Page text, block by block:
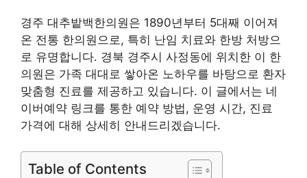
경주 대추밭백한의원은 1890년부터 5대째 이어져
온 전통 한의원으로, 특히 난임 치료와 한방 처방으
로 유명합니다. 경북 경주시 사정동에 위치한 이 한
의원은 가족 대대로 쌓아온 노하우를 바탕으로 환자
맞춤형 진료를 제공하고 있습니다. 이 글에서는 네
이버예약 링크를 통한 예약 방법, 운영 시간, 진료
가격에 대해 상세히 안내드리겠습니다.
Table of Contents